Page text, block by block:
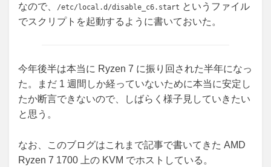
なので、
/etc/local.d/disable_c6.start というファイル
でスクリプトを起動するように書いておいた。
今年後半は本当に Ryzen 7 に振り回された半年になっ
た。まだ 1 週間しか経っていないために本当に安定し
たか断言できないので、しばらく様子見していきたい
と思う。
なお、このブログはこれまで記事で書いてきた AMD
Ryzen 7 1700 上の KVM でホストしている。